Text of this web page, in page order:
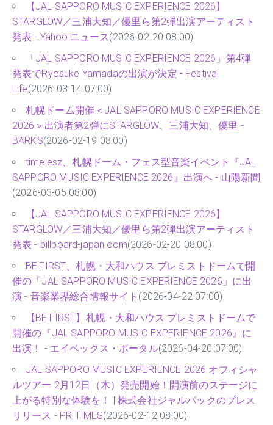
【JAL SAPPORO MUSIC EXPERIENCE 2026】
STARGLOW／三浦大知／優里ら第2弾出演アーティスト
発表 - Yahoo!ニュース(2026-02-20 08:00)
「JAL SAPPORO MUSIC EXPERIENCE 2026」第4弾
発表でRyosuke Yamadaの出演が決定 - Festival
Life(2026-03-14 07:00)
札幌ドーム開催＜JAL SAPPORO MUSIC EXPERIENCE
2026＞出演者第2弾にSTARGLOW、三浦大知、優里 -
BARKS(2026-02-19 08:00)
timelesz、札幌ドーム・フェス型音楽イベント『JAL
SAPPORO MUSIC EXPERIENCE 2026』出演へ - 山陽新聞
(2026-03-05 08:00)
【JAL SAPPORO MUSIC EXPERIENCE 2026】
STARGLOW／三浦大知／優里ら第2弾出演アーティスト
発表 - billboard-japan.com(2026-02-20 08:00)
BE:FIRST、札幌・大和ハウス プレミストドームで開
催の「JAL SAPPORO MUSIC EXPERIENCE 2026」に出
演 - 音楽業界総合情報サイト (2026-04-22 07:00)
【BE:FIRST】札幌・大和ハウス プレミストドームで
開催の『JAL SAPPORO MUSIC EXPERIENCE 2026』に
出演！ - エイベックス・ポータル(2026-04-20 07:00)
JAL SAPPORO MUSIC EXPERIENCE 2026 オフィシャ
ルツアー 2月12日（木）発売開始！開演前のステージに
上がる特別な体験を！ | 株式会社ジャルパックのプレス
リリース - PR TIMES(2026-02-12 08:00)